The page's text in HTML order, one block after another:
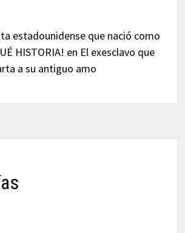
estadounidense que nació como
HISTORIA! en El exesclavo que
a su antiguo amo